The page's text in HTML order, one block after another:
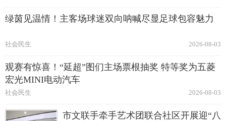
绿茵见温情！主客场球迷双向呐喊尽显足球包容魅力
2026-08-03
社会民生
观赛有惊喜！“延超”图们主场票根抽奖 特等奖为五菱
宏光MINI电动汽车
2026-08-03
社会民生
市文联手牵手艺术团联合社区开展迎“八